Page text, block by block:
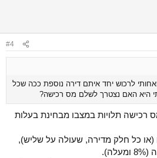
#4
לרכוש יחד איתם דירה נוספת ככה שכל
היא האם נצטרך לשלם מס רכישה?
רכישה תלויות במצבו מבחינת בעלות
(או כל חלק מדירה, שעולה על שליש),